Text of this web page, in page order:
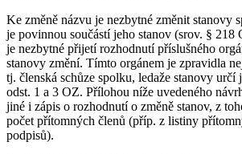
Ke změně názvu je nezbytné změnit stanovy
je povinnou součástí jeho stanov (srov. § 218
je nezbytné přijetí rozhodnutí příslušného
stanovy změní. Tímto orgánem je zpravidla
tj. členská schůze spolku, ledaže stanovy určí
odst. 1 a 3 OZ. Přílohou níže uvedeného
jiné i zápis o rozhodnutí o změně stanov, z
počet přítomných členů (příp. z listiny
podpisů).